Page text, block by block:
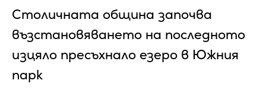
Столичната община започва
възстановяването на последното
изцяло пресъхнало езеро в Южния
парк